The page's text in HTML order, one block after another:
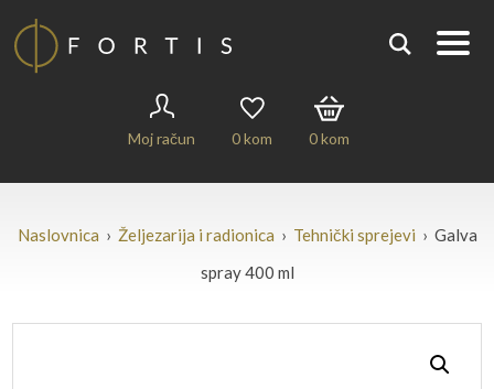
Moj račun 0kom 0kom
Naslovnica › Željezarija i radionica › Tehnički sprejevi › Galva
spray 400 ml